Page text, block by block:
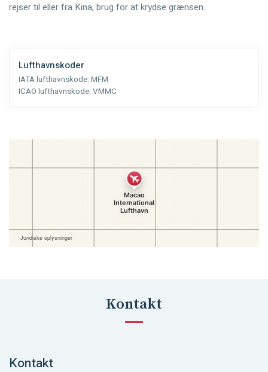
rejser til eller fra Kina, brug for at krydse grænsen.
Lufthavnskoder
IATA lufthavnskode:MFM
ICAO lufthavnskode:VMMC
Kontakt
Kontakt